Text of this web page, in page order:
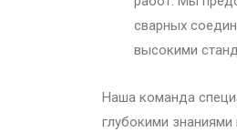
сварных
высокими
Наша команда
глубокими